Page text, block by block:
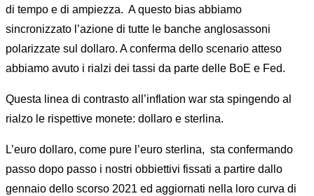
di tempo e di ampiezza. A questo bias abbiamo
sincronizzato l’azione di tutte le banche anglosassoni
polarizzate sul dollaro. A conferma dello scenario atteso
abbiamo avuto i rialzi dei tassi da parte delle BoE e Fed.
Questa linea di contrasto all’inflation war sta spingendo al
rialzo le rispettive monete: dollaro e sterlina.
L’euro dollaro, come pure l’euro sterlina, sta confermando
passo dopo passo i nostri obbiettivi fissati a partire dallo
gennaio dello scorso 2021 ed aggiornati nella loro curva di